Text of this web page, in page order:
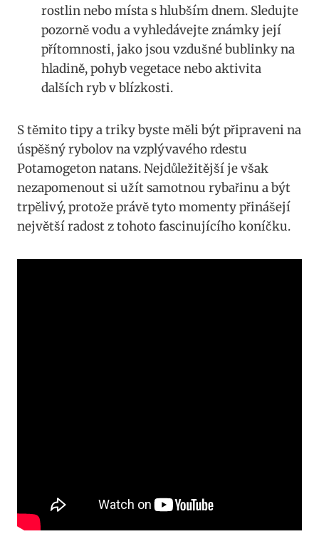
rostlin nebo místa s hlubším dnem.⁤ Sledujte
pozorně vodu a vyhledávejte známky její
přítomnosti, ⁣jako ⁤jsou vzdušné bublinky na‍
hladině, ⁣pohyb vegetace‌ nebo aktivita
dalších‌ ryb v blízkosti.
S těmito‍ tipy a triky byste ​měli ⁣být ‍připraveni na
úspěšný ⁢rybolov na vzplývavého⁢ rdestu
Potamogeton natans. Nejdůležitější ⁢je však
⁣nezapomenout​ si užít samotnou rybařinu ​a ⁢být
trpělivý,​ protože právě tyto momenty ⁢přinášejí
největší radost z tohoto fascinujícího koníčku.